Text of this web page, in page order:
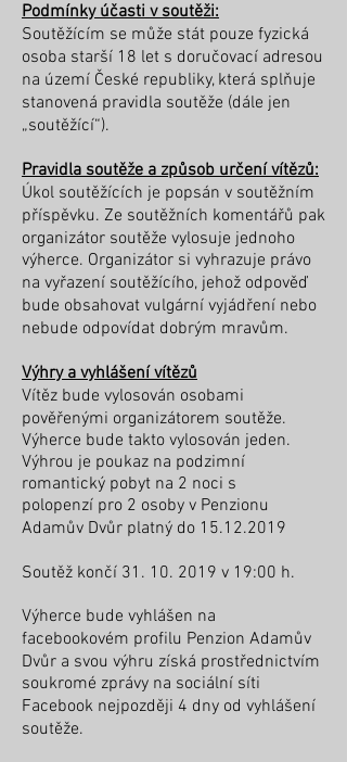
Podmínky účasti v soutěži:
Soutěžícím se může stát pouze fyzická
osoba starší 18 let s doručovací adresou
na území České republiky, která splňuje
stanovená pravidla soutěže (dále jen
„soutěžící“).
Pravidla soutěže a způsob určení vítězů:
Úkol soutěžících je popsán v soutěžním
příspěvku. Ze soutěžních komentářů pak
organizátor soutěže vylosuje jednoho
výherce. Organizátor si vyhrazuje právo
na vyřazení soutěžícího, jehož odpověď
bude obsahovat vulgární vyjádření nebo
nebude odpovídat dobrým mravům.
Výhry a vyhlášení vítězů
Vítěz bude vylosován osobami
pověřenými organizátorem soutěže.
Výherce bude takto vylosován jeden.
Výhrou je poukaz na podzimní
romantický pobyt na 2 noci s
polopenzí pro 2 osoby v Penzionu
Adamův Dvůr platný do 15.12.2019
Soutěž končí 31. 10. 2019 v 19:00 h.
Výherce bude vyhlášen na
facebookovém profilu Penzion Adamův
Dvůr a svou výhru získá prostřednictvím
soukromé zprávy na sociální síti
Facebook nejpozději 4 dny od vyhlášení
soutěže.